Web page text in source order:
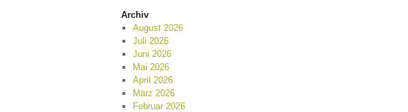
Archiv
August 2026
Juli 2026
Juni 2026
Mai 2026
April 2026
März 2026
Februar 2026